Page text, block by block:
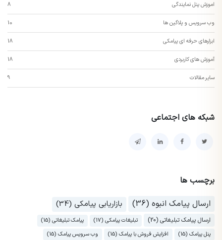
اموزش پنل نمایندگی 8
وب سرویس و پلاگین ها 10
ابزارهای حرفه ای پیامکی 18
آموزش های کاربردی 18
سایر مقالات 9
شبکه های اجتماعی
برچسب ها
ارسال پیامک انبوه (36)
بازاریابی پیامکی (34)
ارسال پیامک تبلیغاتی (20) تبلیغات پیامکی (17)
پیامک تبلیغاتی (15)
پنل پیامک (15)
افزایش فروش با پیامک (15)
وب سرویس پیامک (15)